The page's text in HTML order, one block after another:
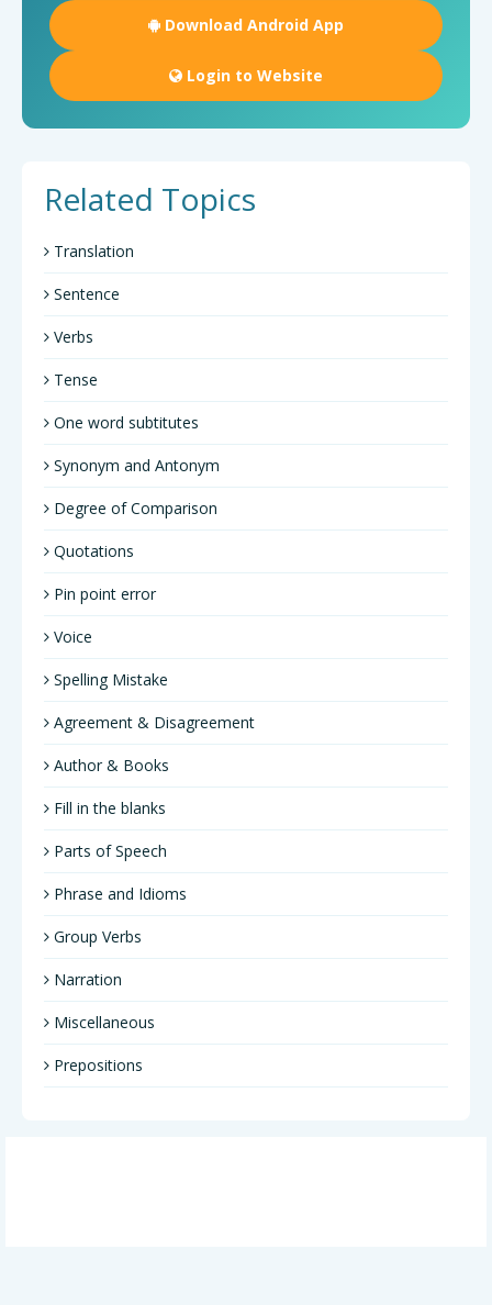
Download Android App
Login to Website
Related Topics
Translation
Sentence
Verbs
Tense
One word subtitutes
Synonym and Antonym
Degree of Comparison
Quotations
Pin point error
Voice
Spelling Mistake
Agreement & Disagreement
Author & Books
Fill in the blanks
Parts of Speech
Phrase and Idioms
Group Verbs
Narration
Miscellaneous
Prepositions